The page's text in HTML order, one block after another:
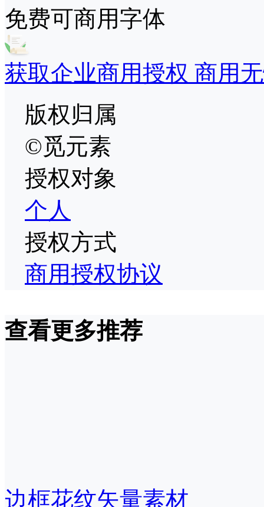
免费可商用字体
获取企业商用授权 商用
版权归属
©觅元素
授权对象
个人
授权方式
商用授权协议
查看更多推荐
边框花纹矢量素材